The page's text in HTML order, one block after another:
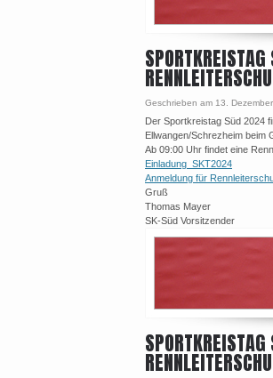
Geschrieben am 13.
Der Sportkreistag Süd 2024
Ellwangen/Schrezheim beim
Ab 09:00 Uhr findet eine
Einladung_SKT2024
Anmeldung für
Gruß
Thomas Mayer
SK-Süd Vorsitzender